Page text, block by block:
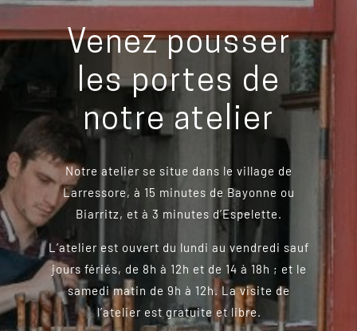
Venez pousser
les portes de
notre atelier
Notre atelier se situe dans le village de
Larressore, à 15 minutes de Bayonne ou
Biarritz, et à 3 minutes d’Espelette.
L’atelier est ouvert du lundi au vendredi sauf
jours fériés, de 8h à 12h et de 14 à 18h ; et le
samedi matin de 9h à 12h. La visite de
l’atelier est gratuite et libre.